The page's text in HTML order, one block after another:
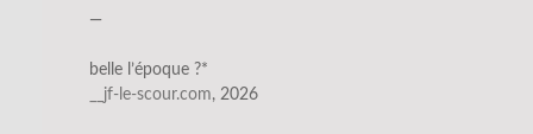
—
belle l’époque ?*
__jf-le-scour.com, 2026